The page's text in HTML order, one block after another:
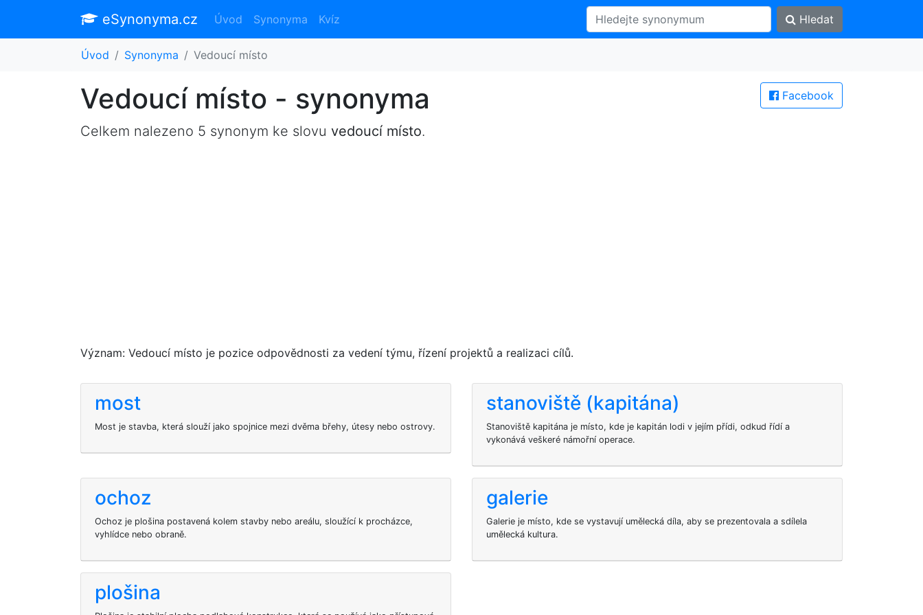
eSynonyma.cz Úvod Synonyma Kvíz Hledat
Úvod Synonyma Vedoucí místo
Facebook
Vedoucí místo - synonyma
Celkem nalezeno 5 synonym ke slovu vedoucí místo.
Význam: Vedoucí místo je pozice odpovědnosti za vedení týmu, řízení projektů a realizaci cílů.
most
Most je stavba, která slouží jako spojnice mezi dvěma břehy, útesy nebo ostrovy.
stanoviště (kapitána)
Stanoviště kapitána je místo, kde je kapitán lodi v jejím přídi, odkud řídí a
vykonává veškeré námořní operace.
ochoz
Ochoz je plošina postavená kolem stavby nebo areálu, sloužící k procházce,
vyhlídce nebo obraně.
galerie
Galerie je místo, kde se vystavují umělecká díla, aby se prezentovala a sdílela
umělecká kultura.
plošina